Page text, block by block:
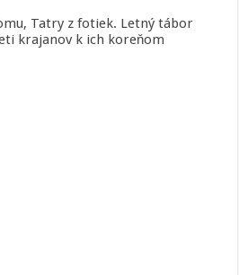
Tatry z fotiek. Letný tábor
krajanov k ich koreňom